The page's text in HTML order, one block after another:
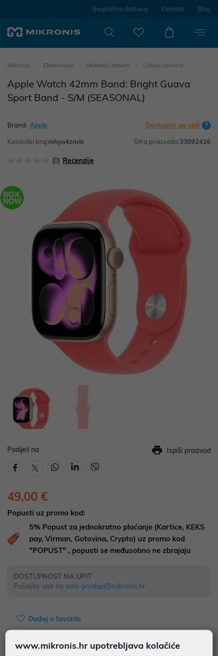
Besplatna dostava Kontakt Blog
Mikronis Elektronika Mobiteli i tableti Ostala oprema
Apple Watch 42mm Band: Bright Guava
Sport Band - S/M (SEASONAL)
Brand: Apple Dostupno na upit
Kataloški broj:mhya4zm/a Šifra proizvoda:33092416
(0) Recenzije
Podijeli na Ispiši proizvod
49,00 €
Popusti uz promo kod:
5% Popust za jednokratno plaćanje (Kartice, KEKS
pay, Virman, Gotovina, Crypto) uz promo kod
"POPUST" , popusti se međusobno ne zbrajaju
DOSTUPNOST NA UPIT
Pošaljite upit na web-prodaja@mikronis.hr
Dodaj u favorite
www.mikronis.hr upotrebljava kolačiće